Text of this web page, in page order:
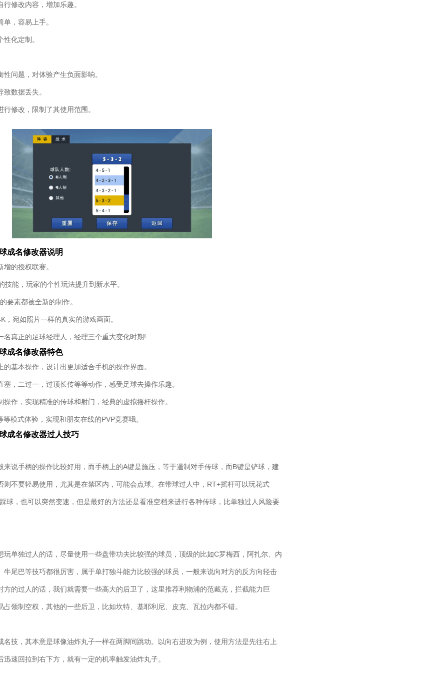
修改内容，增加乐趣。
，容易上手。
化定制。
问题，对体验产生负面影响。
数据丢失。
修改，限制了其使用范围。
成名修改器说明
的授权联赛。
技能，玩家的个性玩法提升到新水平。
要素都被全新的制作。
，宛如照片一样的真实的游戏画面。
名真正的足球经理人，经理三个重大变化时期!
成名修改器特色
的基本操作，设计出更加适合手机的操作界面。
塞，二过一，过顶长传等等动作，感受足球去操作乐趣。
操作，实现精准的传球和射门，经典的虚拟摇杆操作。
模式体验，实现和朋友在线的PVP竞赛哦。
成名修改器过人技巧
来说手柄的操作比较好用，而手柄上的A键是施压，等于遏制对手传球，而B键是铲球，建
则不要轻易使用，尤其是在禁区内，可能会点球。在带球过人中，RT+摇杆可以玩花式
球，也可以突然变速，但是最好的方法还是看准空档来进行各种传球，比单独过人风险要
玩单独过人的话，尽量使用一些盘带功夫比较强的球员，顶级的比如C罗梅西，阿扎尔、内
牛尾巴等技巧都很厉害，属于单打独斗能力比较强的球员，一般来说向对方的反方向轻击
方的过人的话，我们就需要一些高大的后卫了，这里推荐利物浦的范戴克，拦截能力巨
占领制空权，其他的一些后卫，比如坎特、基耶利尼、皮克、瓦拉内都不错。
名技，其本意是球像油炸丸子一样在两脚间跳动。以向右进攻为例，使用方法是先往右上
迅速回拉到右下方，就有一定的机率触发油炸丸子。